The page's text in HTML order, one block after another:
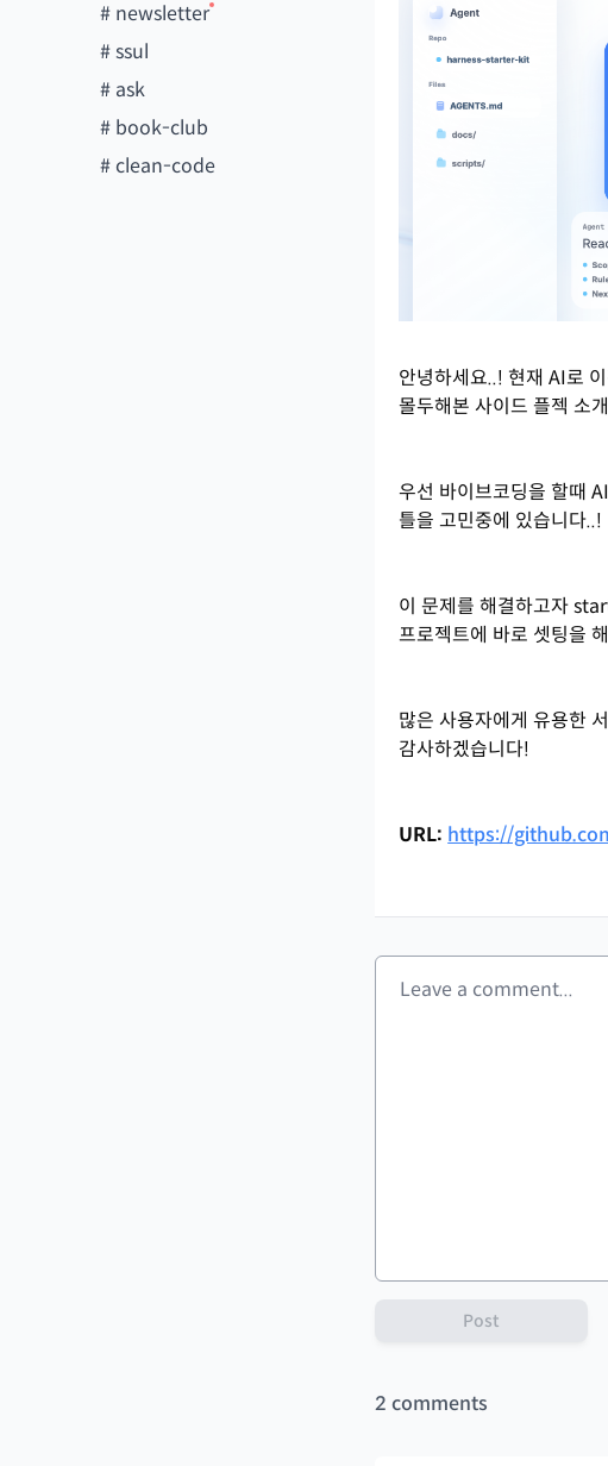
# newsletter
#ssul
# ask
# book-club
#clean-code
안녕하세요..! 현재 AI로
몰두해본 사이드 플젝 소
우선 바이브코딩을 할때
틀을 고민중에 있습니다..!
이 문제를 해결하고자
프로젝트에 바로 셋팅을
많은 사용자에게 유용한
감사하겠습니다!
URL: https://
Post
2 comments